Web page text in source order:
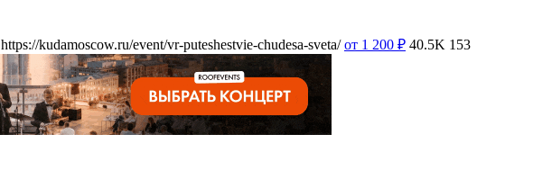
https://kudamoscow.ru/event/vr-puteshestvie-chudesa-sveta/ от 1 200 ₽ 40.5K 153